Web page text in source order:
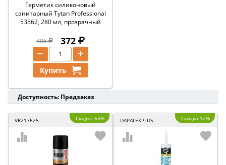
Герметик силиконовый
санитарный Tytan Professional
53562, 280 мл, прозрачный
486 372
+
−
Купить
Доступность: Предзаказ
VR217625 Скидка 65% DAPALEXPLUS Скидка 12%